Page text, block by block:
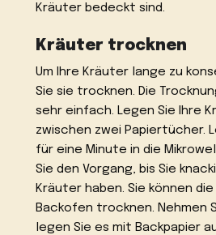
Kräuter bedeckt sind.
Kräuter trocknen
Um Ihre Kräuter lange zu
Sie sie trocknen. Die
sehr einfach. Legen Sie Ihre
zwischen zwei Papiertücher.
für eine Minute in die
Sie den Vorgang, bis Sie
Kräuter haben. Sie können
Backofen trocknen. Nehmen
legen Sie es mit Backpapier